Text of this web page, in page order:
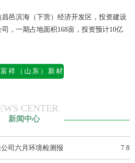
昌邑滨海（下营）经济开发区，投资建设
，一期占地面积168亩，投资预计10亿
祥（山东）新材
CENTER
新闻中心
司六月环境检测报 7.8